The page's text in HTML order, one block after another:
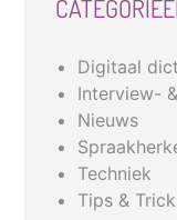
Digitaal
Interview-
Nieuws
Techniek
Tips &